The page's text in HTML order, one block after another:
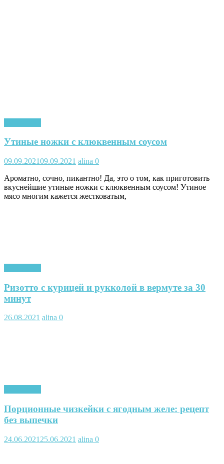
Утиные ножки с клюквенным соусом
09.09.202109.09.2021 alina 0
Ароматно, сочно, пикантно! Да, это о том, как приготовить
вкуснейшие утиные ножки с клюквенным соусом! Утиное
мясо многим кажется жестковатым,
Ризотто с курицей и рукколой в вермуте за 30
минут
26.08.2021 alina 0
Порционные чизкейки с ягодным желе: рецепт
без выпечки
24.06.2021 25.06.2021 alina 0